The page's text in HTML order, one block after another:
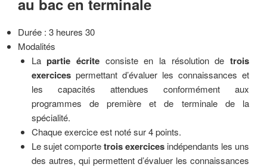
Durée : 3 heures 30
Modalités
Lapartie écriteconsiste en la résolution de trois
exercicespermettant d’évaluer les connaissances et
les capacités attendues conformément aux
programmes de première et de terminale de la
spécialité.
Chaque exercice est noté sur 4 points.
Le sujet comportetrois exercicesindépendants les uns
des autres, qui permettent d’évaluer les connaissances